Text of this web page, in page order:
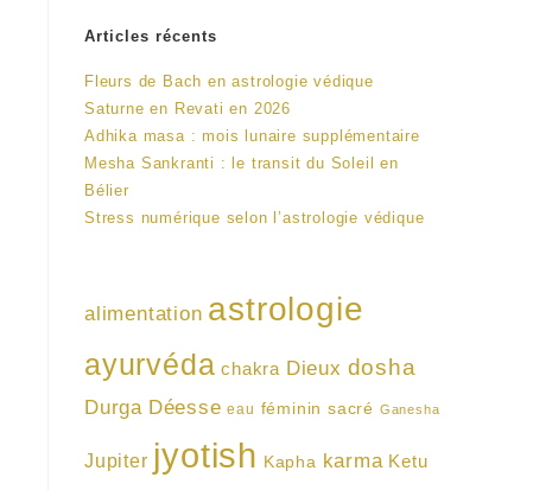
Articles récents
Fleurs de Bach en astrologie védique
Saturne en Revati en 2026
Adhika masa : mois lunaire supplémentaire
Mesha Sankranti : le transit du Soleil en
Bélier
Stress numérique selon l’astrologie védique
alimentation astrologie
ayurvéda chakra Dieux dosha
Durga Déesse eau féminin sacré Ganesha
Jupiter jyotish Kapha karma Ketu